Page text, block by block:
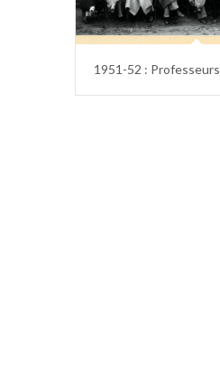
1951-52 : Professeurs